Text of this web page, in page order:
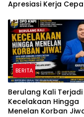
Apresiasi Kerja
Ungkap Kasus
Pemerasan
BERITA
Berulang Kali Terjadi
Kecelakaan Hingga
Menelan Korban